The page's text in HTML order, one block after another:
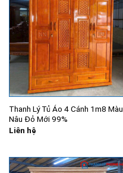
Thanh Lý Tủ Áo 4 Cánh 1m8 Màu
Nâu Đỏ Mới 99%
Liên hệ